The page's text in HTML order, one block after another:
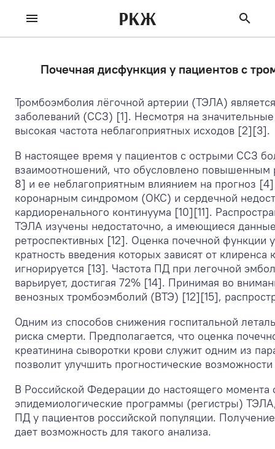
РКЖ
Почечная дисфункция у пациентов с
Тромбоэмболия лёгочной артерии (ТЭЛА)
заболеваний (ССЗ) [1]. Несмотря на значительные
высокая частота неблагоприятных исходов [2][3].
В настоящее время у пациентов с острыми ССЗ
взаимоотношений, что обусловлено
8] и ее неблагоприятным влиянием на прогноз
коронарным синдромом (ОКС) и сердечной
кардиоренального континуума [10][11].
ТЭЛА изучены недостаточно, а имеющиеся
ретроспективных [12]. Оценка почечной функции
кратность введения которых зависят от
игнорируется [13]. Частота ПД при легочной
варьирует, достигая 72% [14]. Принимая во
венозных тромбоэмболий (ВТЭ) [12][15],
Одним из способов снижения госпитальной
риска смерти. Предполагается, что оценка
креатинина сыворотки крови служит одним из
позволит улучшить прогностические
В Российской Федерации до настоящего момента
эпидемиологические программы (регистры)
ПД у пациентов российской популяции.
дает возможность для такого анализа.